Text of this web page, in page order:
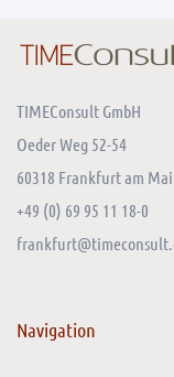
TIMEConsult GmbH
Oeder Weg 52-54
60318 Frankfurt am
+49 (0) 69 95 11 18-0
Navigation